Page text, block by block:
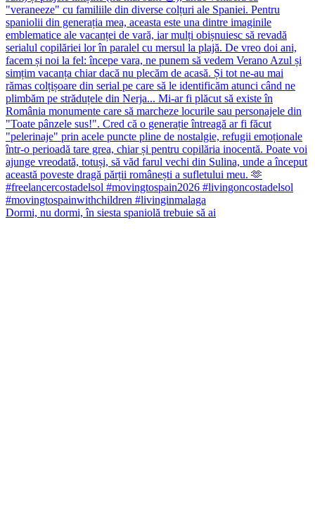
Dormi, nu dormi, în siesta spaniolă trebuie să ai